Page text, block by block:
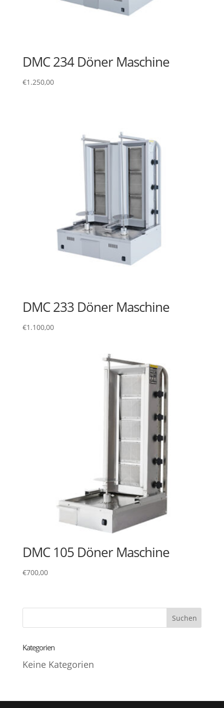
DMC 234 Döner Maschine
€1.250,00
DMC 233 Döner Maschine
€1.100,00
DMC 105 Döner Maschine
€700,00
Kategorien
Keine Kategorien